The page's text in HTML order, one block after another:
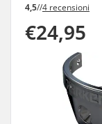
4,5//4 recensioni
€24,95